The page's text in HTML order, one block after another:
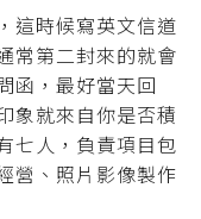
這時候寫英文信道
常第二封來的就會
函，最好當天回
象就來自你是否積
七人，負責項目包
營、照片 影像製作